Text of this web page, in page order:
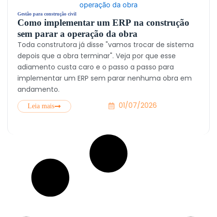
Gestão para construção civil
Como implementar um ERP na construção
sem parar a operação da obra
Toda construtora já disse "vamos trocar de sistema
depois que a obra terminar". Veja por que esse
adiamento custa caro e o passo a passo para
implementar um ERP sem parar nenhuma obra em
andamento.
Leia mais 01/07/2026